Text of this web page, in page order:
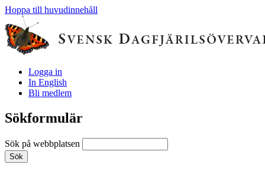
Hoppa till huvudinnehåll
Logga in
In English
Bli medlem
Sökformulär
Sök på webbplatsen